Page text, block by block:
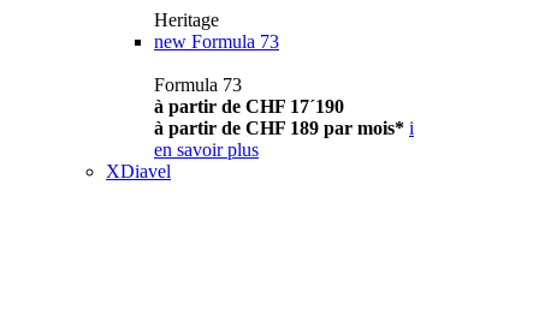
Heritage
new Formula 73
Formula 73
à partir de CHF 17´190
à partir de CHF 189 par mois* i
en savoir plus
XDiavel